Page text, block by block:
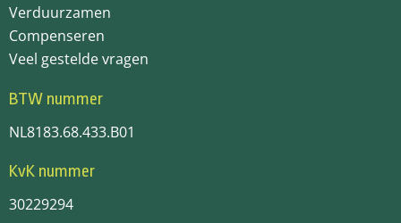
Verduurzamen
Compenseren
Veel gestelde vragen
BTW nummer
NL8183.68.433.B01
KvK nummer
30229294